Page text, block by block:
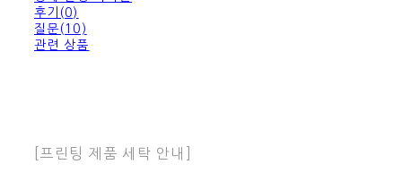
후기(0)
질문(10)
관련 상품
[프린팅 제품 세탁 안내]